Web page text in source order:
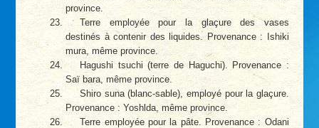
province.
Terre employée pour la glaçure des vases
destinés à contenir des liquides. Provenance : Ishiki
mura, même province.
Hagushi tsuchi (terre de Haguchi). Provenance :
Saï bara, même province.
Shiro suna (blanc-sable), employé pour la glaçure.
Provenance : Yoshlda, même province.
Terre employée pour la pâte. Provenance : Odani